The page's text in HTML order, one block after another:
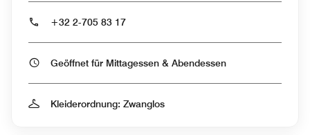
+32 2-705 83 17
Geöffnet für Mittagessen & Abendessen
Kleiderordnung: Zwanglos